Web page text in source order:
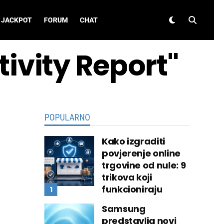
JACKPOT FORUM CHAT
Report"
POPULARNO
Kako izgraditi
povjerenje online
trgovine od nule: 9
trikova koji
funkcioniraju
Samsung
predstavlja novi